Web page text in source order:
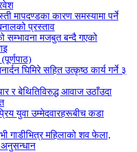
मापदण्डका कारण समस्यामा पर्ने
प्रस्ताव
सम्भावना मजबुत बन्दै गएको
घिमिरे सहित उत्कृष्ठ कार्य गर्ने ३
र बेथितिविरुद्ध आवाज उठाँउदा
युवा उम्मेदवारहरूबीच कडा
गाडीभित्र महिलाको शव फेला,
अनुसन्धान